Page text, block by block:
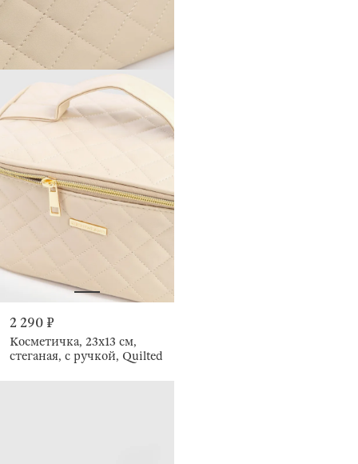
2 290 ₽
Косметичка, 23х13 см,
стеганая, с ручкой, Quilted